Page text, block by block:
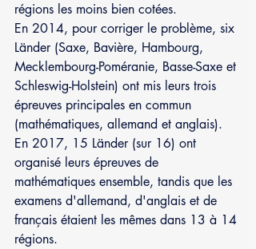
régions les moins bien cotées.
En 2014, pour corriger le problème, six
Länder (Saxe, Bavière, Hambourg,
Mecklembourg-Poméranie, Basse-Saxe et
Schleswig-Holstein) ont mis leurs trois
épreuves principales en commun
(mathématiques, allemand et anglais).
En 2017, 15 Länder (sur 16) ont
organisé leurs épreuves de
mathématiques ensemble, tandis que les
examens d'allemand, d'anglais et de
français étaient les mêmes dans 13 à 14
régions.